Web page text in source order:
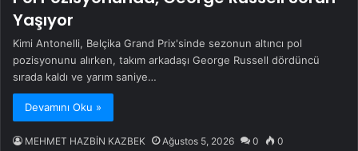
Yaşıyor
Kimi Antonelli, Belçika Grand Prix'sinde sezonun altıncı pol
pozisyonunu alırken, takım arkadaşı George Russell dördüncü
sırada kaldı ve yarım saniye…
Devamını Oku »
MEHMET HAZBİN KAZBEK Ağustos 5, 2026 0 0